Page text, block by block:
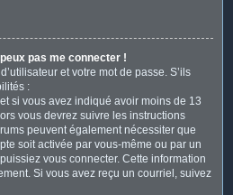
pas me connecter !
et votre mot de passe. S’ils
:
si vous avez indiqué avoir moins de 13
vous devrez suivre les instructions
peuvent également nécessiter que
soit activée par vous-même ou par un
vous connecter. Cette information
Si vous avez reçu un courriel, suivez